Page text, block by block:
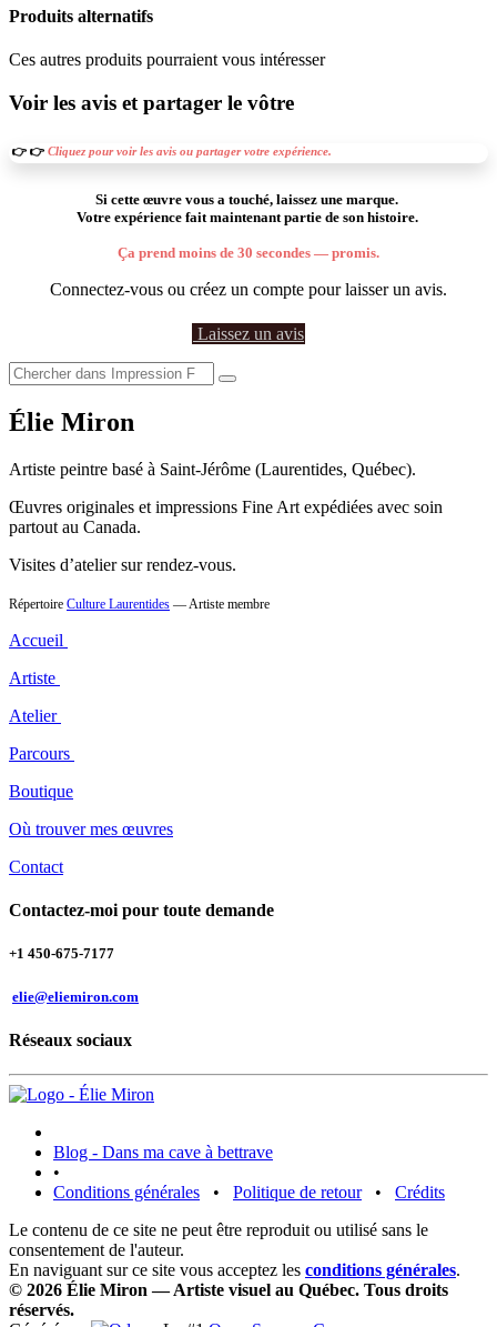
Produits alternatifs
Ces autres produits pourraient vous intéresser
Voir les avis et partager le vôtre
👉 👉 Cliquez pour voir les avis ou partager votre expérience.
Si cette œuvre vous a touché, laissez une marque.
Votre expérience fait maintenant partie de son histoire.
Ça prend moins de 30 secondes — promis.
Connectez-vous ou créez un compte pour laisser un avis.
Laissez un avis
Élie Miron
Artiste peintre basé à Saint-Jérôme (Laurentides, Québec).
Œuvres originales et impressions Fine Art expédiées avec soin
partout au Canada.
Visites d’atelier sur rendez-vous.
Répertoire Culture Laurentides — Artiste membre
Accueil
Artiste
Atelier
Parcours
Boutique
Où trouver mes œuvres
Contact
Contactez-moi pour toute demande
+1 450-675-7177
elie@eliemiron.com
Réseaux sociaux
Blog - Dans ma cave à bettrave
•
Conditions générales • Politique de retour• Crédits
Le contenu de ce site ne peut être reproduit ou utilisé sans le
consentement de l'auteur.
En naviguant sur ce site vous acceptez les conditions générales.
© 2026 Élie Miron — Artiste visuel au Québec. Tous droits
réservés.